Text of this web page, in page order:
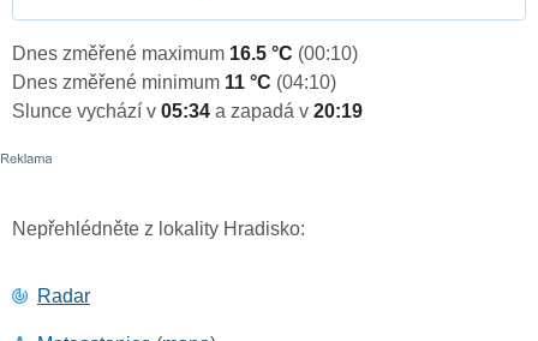
Dnes změřené maximum 16.5 °C (00:10)
Dnes změřené minimum 11 °C (04:10)
Slunce vychází v 05:34 a zapadá v 20:19
Nepřehlédněte z lokality Hradisko:
Radar